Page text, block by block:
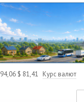
94,06 $ 81,41 Курс валют